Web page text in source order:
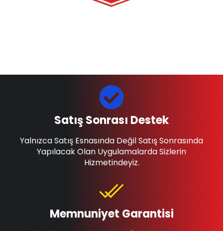
Memnuniyet Garantisi
Satış Sonrası Destek
Yalnızca Satış Esnasında Değil Satış Sonrasında
Yapılacak Olan Uygulamalarda Sizlerin
Hizmetindeyiz.